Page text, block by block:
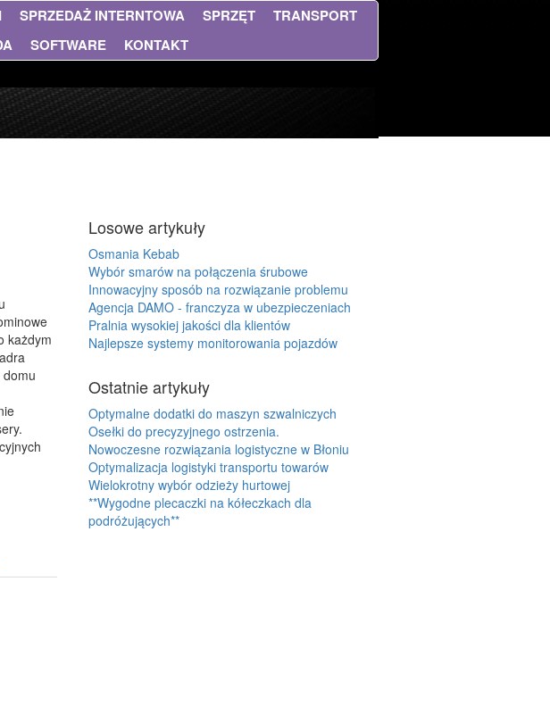
SPRZEDAŻ INTERNTOWA SPRZĘT
TRANSPORT
SOFTWARE KONTAKT
każdym
Losowe artykuły
Osmania Kebab
Wybór smarów na połączenia śrubowe
Innowacyjny sposób na rozwiązanie problemu
Agencja DAMO - franczyza w ubezpieczeniach
Pralnia wysokiej jakości dla klientów
Najlepsze systemy monitorowania pojazdów
Ostatnie artykuły
Optymalne dodatki do maszyn szwalniczych
Osełki do precyzyjnego ostrzenia.
Nowoczesne rozwiązania logistyczne w Błoniu
Optymalizacja logistyki transportu towarów
Wielokrotny wybór odzieży hurtowej
**Wygodne plecaczki na kółeczkach dla
podróżujących**